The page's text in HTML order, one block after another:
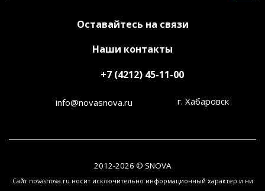
Оставайтесь на связи
Наши контакты
+7 (4212) 45-11-00
info@novasnova.ru г. Хабаровск
2012-2026 © SNOVA
Сайт novasnova.ru носит исключительно информационный характер и ни